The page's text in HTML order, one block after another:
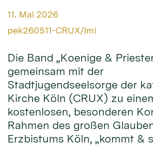
Datum:
11. Mai 2026
Von:
pek260511-CRUX/lmi
Die Band „Koenige &
gemeinsam mit der
Stadtjugendseelsorge der
Kirche Köln (CRUX) zu
kostenlosen, besonderen
Rahmen des großen
Erzbistums Köln, „kommt &